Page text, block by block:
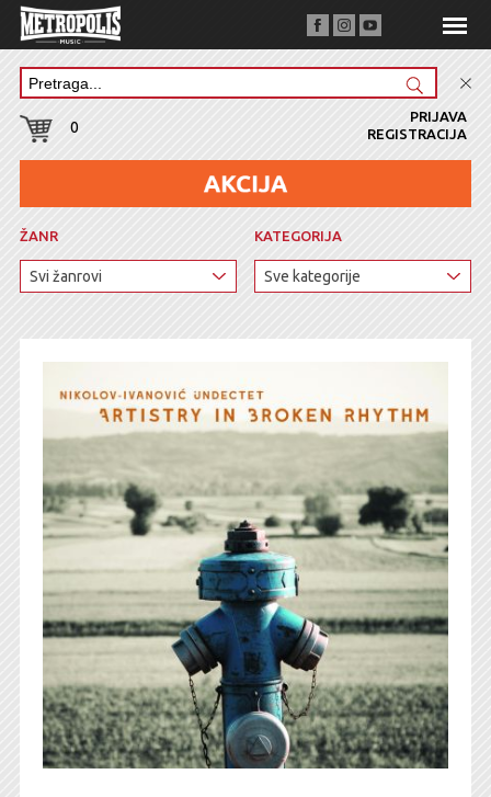
0 REGISTRACIJA
PRIJAVA
KATEGORIJA
ŽANR